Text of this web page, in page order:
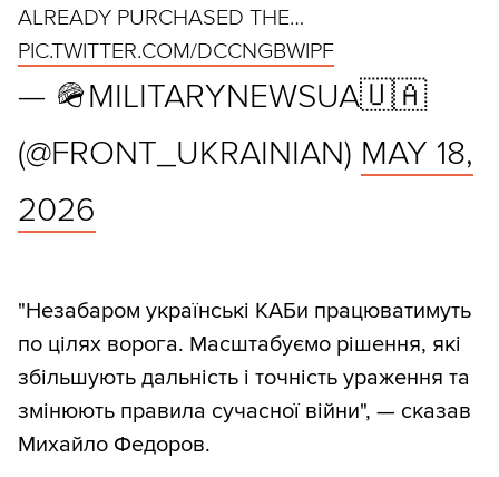
ALREADY PURCHASED THE…
PIC.TWITTER.COM/DCCNGBWIPF
— 🪖MILITARYNEWSUA🇺🇦
(@FRONT_UKRAINIAN) MAY 18,
2026
"Незабаром українські КАБи працюватимуть
по цілях ворога. Масштабуємо рішення, які
збільшують дальність і точність ураження та
змінюють правила сучасної війни", — сказав
Михайло Федоров.